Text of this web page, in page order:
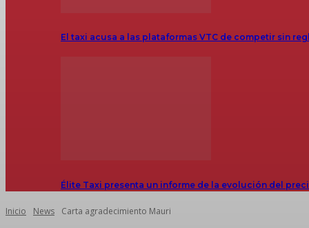
El taxi acusa a las plataformas VTC de competir sin
Élite Taxi presenta un informe de la evolución del
Inicio News Carta agradecimiento Mauri